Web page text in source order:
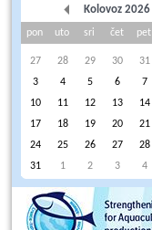
Kolovoz 2026
pon uto sri čet pet
27 28 29 30 31
3
4 5 6 7
10
11 12 13 14
17
18 19 20 21
24
25 26 27 28
31
1 2 3 4